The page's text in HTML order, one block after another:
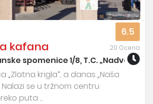
6.5
20 Ocena
kafana
spomenice 1/8, T.C.
„Zlatna krigla“, a danas „Naša
Nalazi se u tržnom centru
puta ...